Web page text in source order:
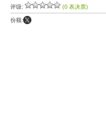
评级: (0 表决票)
份额: